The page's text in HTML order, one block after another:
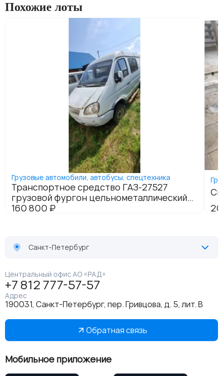
Санкт-Петербург
Центральный офис АО «РАД»
+7 812 777-57-57
Адрес
190031, Санкт-Петербург, пер. Гривцова, д. 5, лит. В
Обратная связь
Мобильное приложение